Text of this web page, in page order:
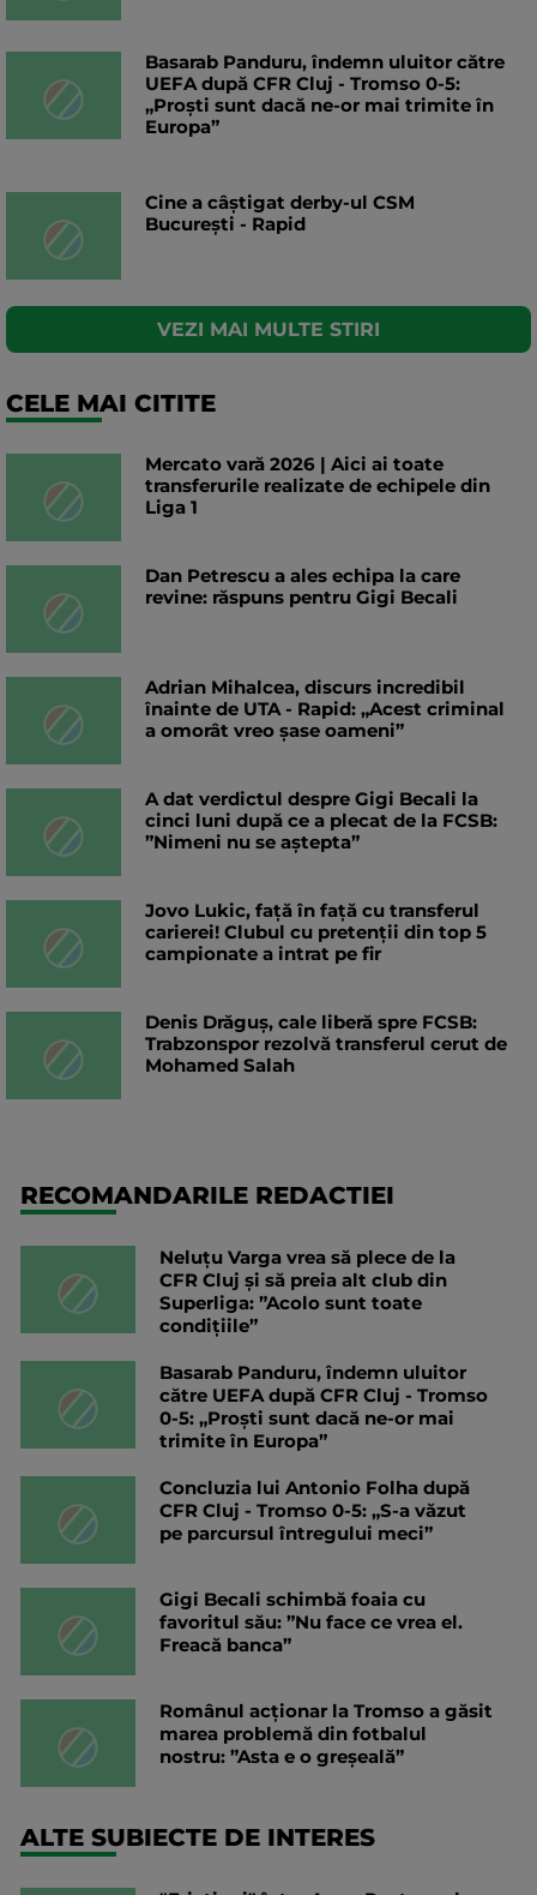
Basarab Panduru, îndemn uluitor către
UEFA după CFR Cluj - Tromso 0-5:
„Proști sunt dacă ne-or mai trimite în
Europa”
Cine a câștigat derby-ul CSM
București - Rapid
VEZI MAI MULTE STIRI
CELE MAI CITITE
Mercato vară 2026 | Aici ai toate
transferurile realizate de echipele din
Liga 1
Dan Petrescu a ales echipa la care
revine: răspuns pentru Gigi Becali
Adrian Mihalcea, discurs incredibil
înainte de UTA - Rapid: „Acest criminal
a omorât vreo șase oameni”
A dat verdictul despre Gigi Becali la
cinci luni după ce a plecat de la FCSB:
”Nimeni nu se aștepta”
Jovo Lukic, față în față cu transferul
carierei! Clubul cu pretenții din top 5
campionate a intrat pe fir
Denis Drăguș, cale liberă spre FCSB:
Trabzonspor rezolvă transferul cerut de
Mohamed Salah
RECOMANDARILE REDACTIEI
Neluțu Varga vrea să plece de la
CFR Cluj și să preia alt club din
Superliga: ”Acolo sunt toate
condițiile”
Basarab Panduru, îndemn uluitor
către UEFA după CFR Cluj - Tromso
0-5: „Proști sunt dacă ne-or mai
trimite în Europa”
Concluzia lui Antonio Folha după
CFR Cluj - Tromso 0-5: „S-a văzut
pe parcursul întregului meci”
Gigi Becali schimbă foaia cu
favoritul său: ”Nu face ce vrea el.
Freacă banca”
Românul acționar la Tromso a găsit
marea problemă din fotbalul
nostru: ”Asta e o greșeală”
ALTE SUBIECTE DE INTERES